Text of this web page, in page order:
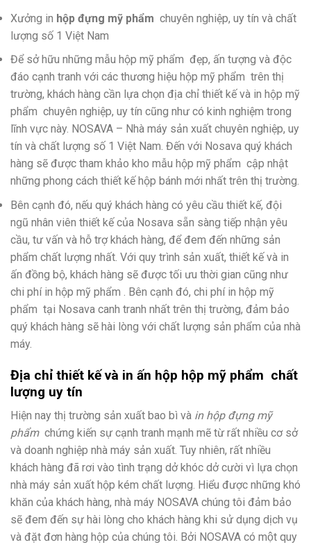
Xưởng in hộp đựng mỹ phẩm chuyên nghiệp, uy tín và chất
lượng số 1 Việt Nam
Để sở hữu những mẫu hộp mỹ phẩm đẹp, ấn tượng và độc
đáo cạnh tranh với các thương hiệu hộp mỹ phẩm trên thị
trường, khách hàng cần lựa chọn địa chỉ thiết kế và in hộp mỹ
phẩm chuyên nghiệp, uy tín cũng như có kinh nghiệm trong
lĩnh vực này. NOSAVA – Nhà máy sản xuất chuyên nghiệp, uy
tín và chất lượng số 1 Việt Nam. Đến với Nosava quý khách
hàng sẽ được tham khảo kho mẫu hộp mỹ phẩm cập nhật
những phong cách thiết kế hộp bánh mới nhất trên thị trường.
Bên cạnh đó, nếu quý khách hàng có yêu cầu thiết kế, đội
ngũ nhân viên thiết kế của Nosava sẵn sàng tiếp nhận yêu
cầu, tư vấn và hỗ trợ khách hàng, để đem đến những sản
phẩm chất lượng nhất. Với quy trình sản xuất, thiết kế và in
ấn đồng bộ, khách hàng sẽ được tối ưu thời gian cũng như
chi phí in hộp mỹ phẩm . Bên cạnh đó, chi phí in hộp mỹ
phẩm tại Nosava canh tranh nhất trên thị trường, đảm bảo
quý khách hàng sẽ hài lòng với chất lượng sản phẩm của nhà
máy.
Địa chỉ thiết kế và in ấn hộp hộp mỹ phẩm chất
lượng uy tín
Hiện nay thị trường sản xuất bao bì và in hộp đựng mỹ
phẩm chứng kiến sự cạnh tranh mạnh mẽ từ rất nhiều cơ sở
và doanh nghiệp nhà máy sản xuất. Tuy nhiên, rất nhiều
khách hàng đã rơi vào tình trạng dở khóc dở cười vì lựa chọn
nhà máy sản xuất hộp kém chất lượng. Hiểu được những khó
khăn của khách hàng, nhà máy NOSAVA chúng tôi đảm bảo
sẽ đem đến sự hài lòng cho khách hàng khi sử dụng dịch vụ
và đặt đơn hàng hộp của chúng tôi. Bởi NOSAVA có một quy